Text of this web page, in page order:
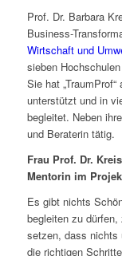
Prof. Dr. Barbara
Business-
Wirtschaft und
sieben
Sie hat
unterstützt und in
begleitet. Neben
und Beraterin tätig.
Frau Prof. Dr.
Mentorin im
Es gibt nichts
begleiten zu
setzen, dass nichts
die richtigen